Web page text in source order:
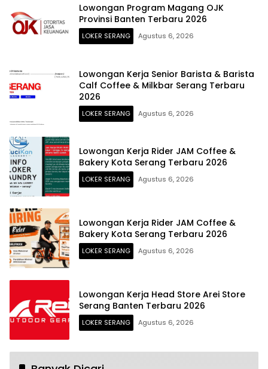
Lowongan Program Magang OJK
Provinsi Banten Terbaru 2026
LOKER SERANG Agustus 6, 2026
Lowongan Kerja Senior Barista & Barista
Calf Coffee & Milkbar Serang Terbaru
2026
LOKER SERANG Agustus 6, 2026
Lowongan Kerja Rider JAM Coffee &
Bakery Kota Serang Terbaru 2026
LOKER SERANG Agustus 6, 2026
Lowongan Kerja Rider JAM Coffee &
Bakery Kota Serang Terbaru 2026
LOKER SERANG Agustus 6, 2026
Lowongan Kerja Head Store Arei Store
Serang Banten Terbaru 2026
LOKER SERANG Agustus 6, 2026